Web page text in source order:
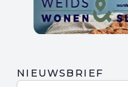
NIEUWSBRIEF